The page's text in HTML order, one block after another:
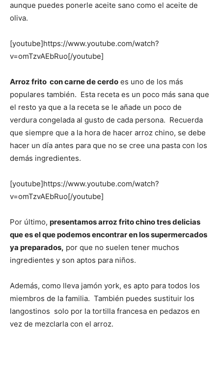
aunque puedes ponerle aceite sano como el aceite de
oliva.
[youtube]https://www.youtube.com/watch?
v=omTzvAEbRuo[/youtube]
Arroz frito con carne de cerdo es uno de los más
populares también. Esta receta es un poco más sana que
el resto ya que a la receta se le añade un poco de
verdura congelada al gusto de cada persona. Recuerda
que siempre que a la hora de hacer arroz chino, se debe
hacer un día antes para que no se cree una pasta con los
demás ingredientes.
[youtube]https://www.youtube.com/watch?
v=omTzvAEbRuo[/youtube]
Por último, presentamos arroz frito chino tres delicias
que es el que podemos encontrar en los supermercados
ya preparados, por que no suelen tener muchos
ingredientes y son aptos para niños.
Además, como lleva jamón york, es apto para todos los
miembros de la familia. También puedes sustituir los
langostinos solo por la tortilla francesa en pedazos en
vez de mezclarla con el arroz.